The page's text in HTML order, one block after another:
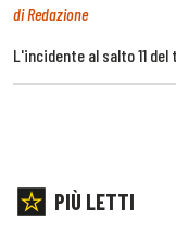
di Redazione
L'incidente al salto 11
PIÙ LETTI